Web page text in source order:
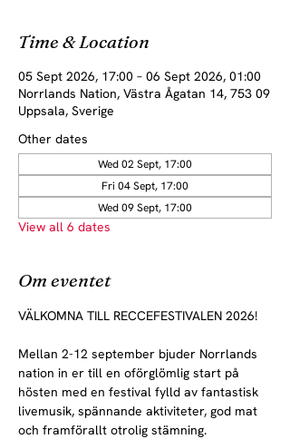
Time & Location
05 Sept 2026, 17:00 – 06 Sept 2026, 01:00
Norrlands Nation, Västra Ågatan 14, 753 09
Uppsala, Sverige
Other dates
Wed 02 Sept, 17:00
Fri 04 Sept, 17:00
Wed 09 Sept, 17:00
View all 6 dates
Om eventet
VÄLKOMNA TILL RECCEFESTIVALEN 2026!
Mellan 2-12 september bjuder Norrlands
nation in er till en oförglömlig start på
hösten med en festival fylld av fantastisk
livemusik, spännande aktiviteter, god mat
och framförallt otrolig stämning.